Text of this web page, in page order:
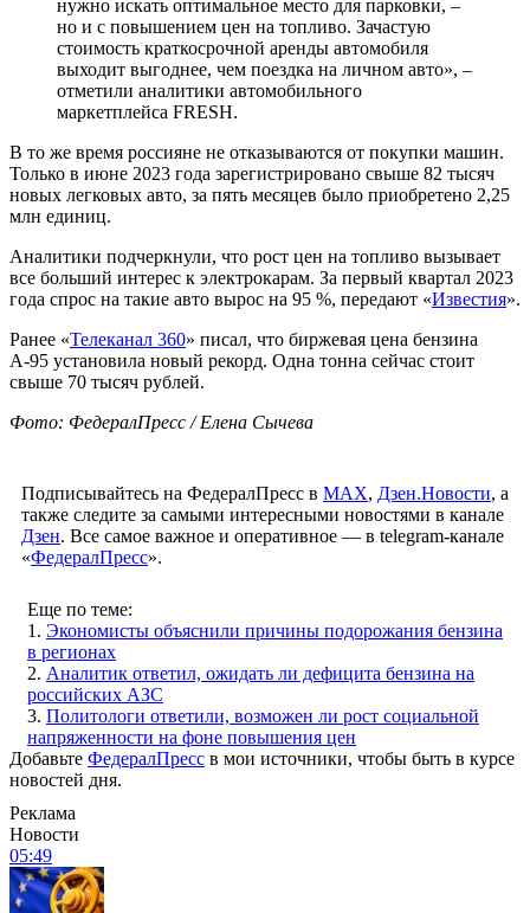
нужно искать оптимальное место для парковки, –
но и с повышением цен на топливо. Зачастую
стоимость краткосрочной аренды автомобиля
выходит выгоднее, чем поездка на личном авто», –
отметили аналитики автомобильного
маркетплейса FRESH.
В то же время россияне не отказываются от покупки машин.
Только в июне 2023 года зарегистрировано свыше 82 тысяч
новых легковых авто, за пять месяцев было приобретено 2,25
млн единиц.
Аналитики подчеркнули, что рост цен на топливо вызывает
все больший интерес к электрокарам. За первый квартал 2023
года спрос на такие авто вырос на 95 %, передают «Известия».
Ранее «Телеканал 360» писал, что биржевая цена бензина
А-95 установила новый рекорд. Одна тонна сейчас стоит
свыше 70 тысяч рублей.
Фото: ФедералПресс / Елена Сычева
Подписывайтесь на ФедералПресс в МАХ, Дзен.Новости, а
также следите за самыми интересными новостями в канале
Дзен. Все самое важное и оперативное — в telegram-канале
«ФедералПресс».
Еще по теме:
1. Экономисты объяснили причины подорожания бензина
в регионах
2. Аналитик ответил, ожидать ли дефицита бензина на
российских АЗС
3. Политологи ответили, возможен ли рост социальной
напряженности на фоне повышения цен
Добавьте ФедералПресс в мои источники, чтобы быть в курсе
новостей дня.
Реклама
Новости
05:49